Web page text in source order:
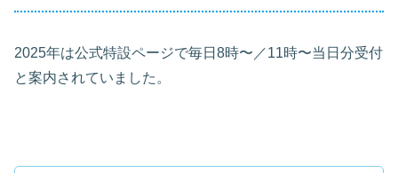
2025年は公式特設ページで毎日8時〜／11時〜当日分受付
と案内されていました。